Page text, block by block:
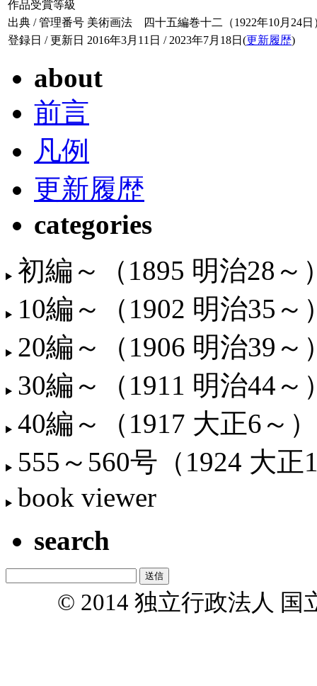
作品受賞等級
出典 / 管理番号 美術画法 四十五編巻十二（1922年10月24日
登録日 / 更新日 2016年3月11日 / 2023年7月18日(更新履歴)
about
前言
凡例
更新履歴
categories
初編～（1895 明治28～
10編～（1902 明治35～
20編～（1906 明治39～
30編～（1911 明治44～
40編～（1917 大正6～）
555～560号（1924 大正
book viewer
search
© 2014 独立行政法人 国